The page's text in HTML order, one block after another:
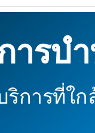
ารบ
การที่ใก